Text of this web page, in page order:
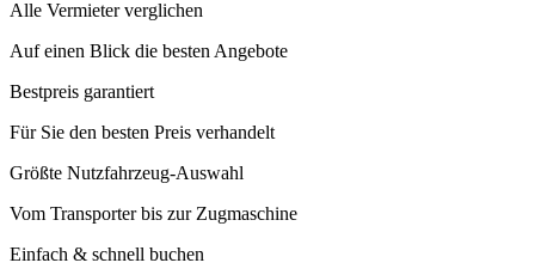
Alle Vermieter verglichen
Auf einen Blick die besten Angebote
Bestpreis garantiert
Für Sie den besten Preis verhandelt
Größte Nutzfahrzeug-Auswahl
Vom Transporter bis zur Zugmaschine
Einfach & schnell buchen